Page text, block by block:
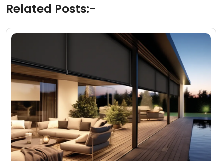
Related Posts:-